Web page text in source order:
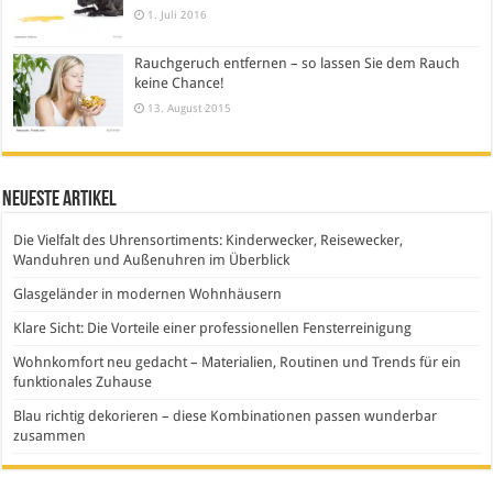
1. Juli 2016
Rauchgeruch entfernen – so lassen Sie dem Rauch
keine Chance!
13. August 2015
Neueste Artikel
Die Vielfalt des Uhrensortiments: Kinderwecker, Reisewecker,
Wanduhren und Außenuhren im Überblick
Glasgeländer in modernen Wohnhäusern
Klare Sicht: Die Vorteile einer professionellen Fensterreinigung
Wohnkomfort neu gedacht – Materialien, Routinen und Trends für ein
funktionales Zuhause
Blau richtig dekorieren – diese Kombinationen passen wunderbar
zusammen